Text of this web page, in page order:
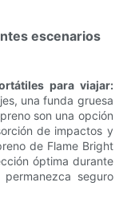
escenarios
para viajar:
una funda gruesa
son una opción
de impactos y
de Flame Bright
óptima durante
seguro